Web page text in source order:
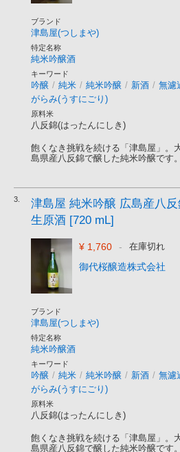
ブランド
津島屋(つしまや)
特定名称
純米吟醸酒
キーワード
吟醸 / 純米 / 純米吟醸 / 新酒 / 無濾
がらみ(うすにごり)
原料米
八反錦(はったんにしき)
飽くなき挑戦を続ける「津島屋」。
島県産八反錦で醸した純米吟醸です
3.
津島屋 純米吟醸 広島産八
生原酒 [720 mL]
¥ 1,760 - 在庫切れ
御代桜醸造株式会社
ブランド
津島屋(つしまや)
特定名称
純米吟醸酒
キーワード
吟醸 / 純米 / 純米吟醸 / 新酒 / 無濾
がらみ(うすにごり)
原料米
八反錦(はったんにしき)
飽くなき挑戦を続ける「津島屋」。
島県産八反錦で醸した純米吟醸です